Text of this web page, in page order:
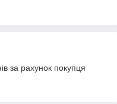
за рахунок покупця